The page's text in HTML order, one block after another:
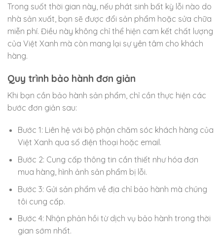
Trong suốt thời gian này, nếu phát sinh bất kỳ lỗi nào do
nhà sản xuất, bạn sẽ được đổi sản phẩm hoặc sửa chữa
miễn phí. Điều này không chỉ thể hiện cam kết chất lượng
của Việt Xanh mà còn mang lại sự yên tâm cho khách
hàng.
Quy trình bảo hành đơn giản
Khi bạn cần bảo hành sản phẩm, chỉ cần thực hiện các
bước đơn giản sau:
Bước 1: Liên hệ với bộ phận chăm sóc khách hàng của
Việt Xanh qua số điện thoại hoặc email.
Bước 2: Cung cấp thông tin cần thiết như hóa đơn
mua hàng, hình ảnh sản phẩm bị lỗi.
Bước 3: Gửi sản phẩm về địa chỉ bảo hành mà chúng
tôi cung cấp.
Bước 4: Nhận phản hồi từ dịch vụ bảo hành trong thời
gian sớm nhất.